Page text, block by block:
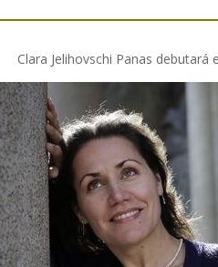
Clara Jelihovschi Panas